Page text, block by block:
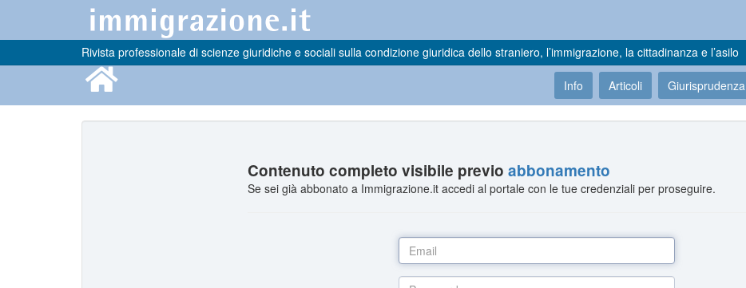
Rivista professionale di scienze giuridiche e sociali sulla condizione giuridica dello straniero, l’immigrazione, la cittadinanza e l’asilo
Info Articoli Giurisprudenza
Contenuto completo visibile previoabbonamento
Se sei già abbonato a Immigrazione.it accedi al portale con le tue credenziali per proseguire.